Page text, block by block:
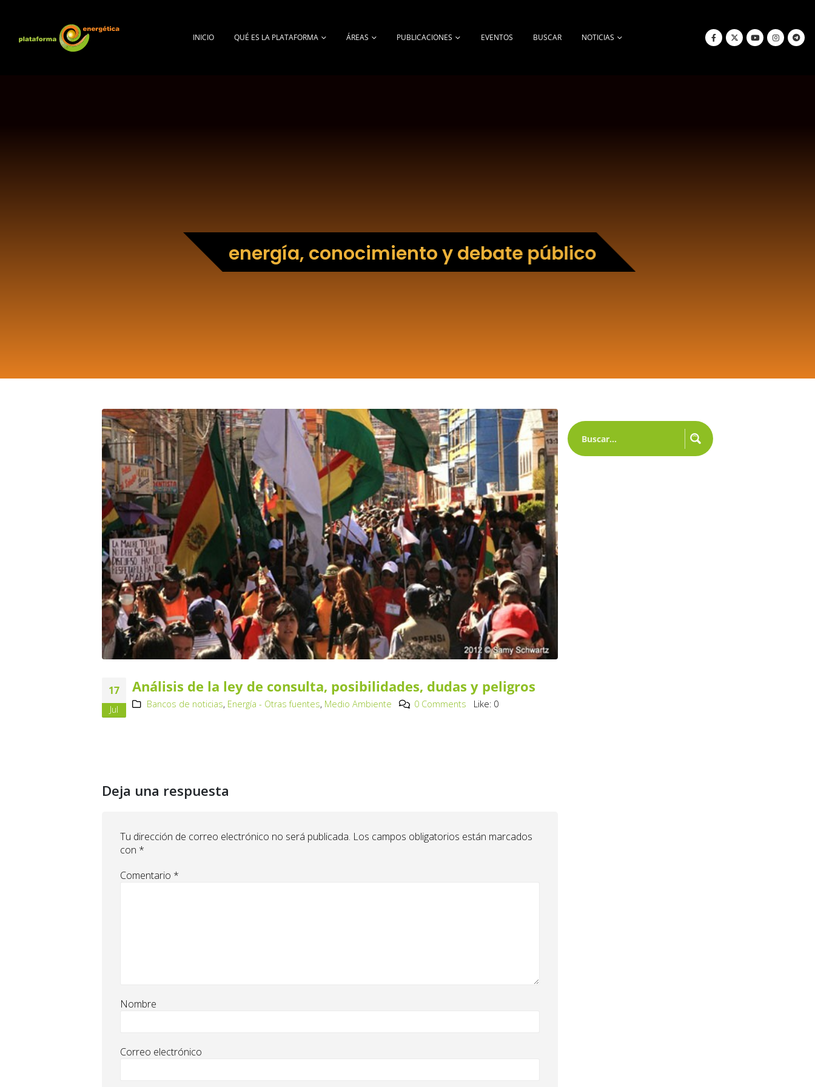
INICIO QUÉ ES LA PLATAFORMA ÁREAS PUBLICACIONES EVENTOS BUSCAR NOTICIAS
energía, conocimiento y debate público
17
Jul
Análisis de la ley de consulta, posibilidades, dudas y peligros
Bancos de noticias, Energía - Otras fuentes, Medio Ambiente 0 Comments Like: 0
Deja una respuesta
Tu dirección de correo electrónico no será publicada. Los campos obligatorios están marcados
con *
Comentario *
Nombre
Correo electrónico